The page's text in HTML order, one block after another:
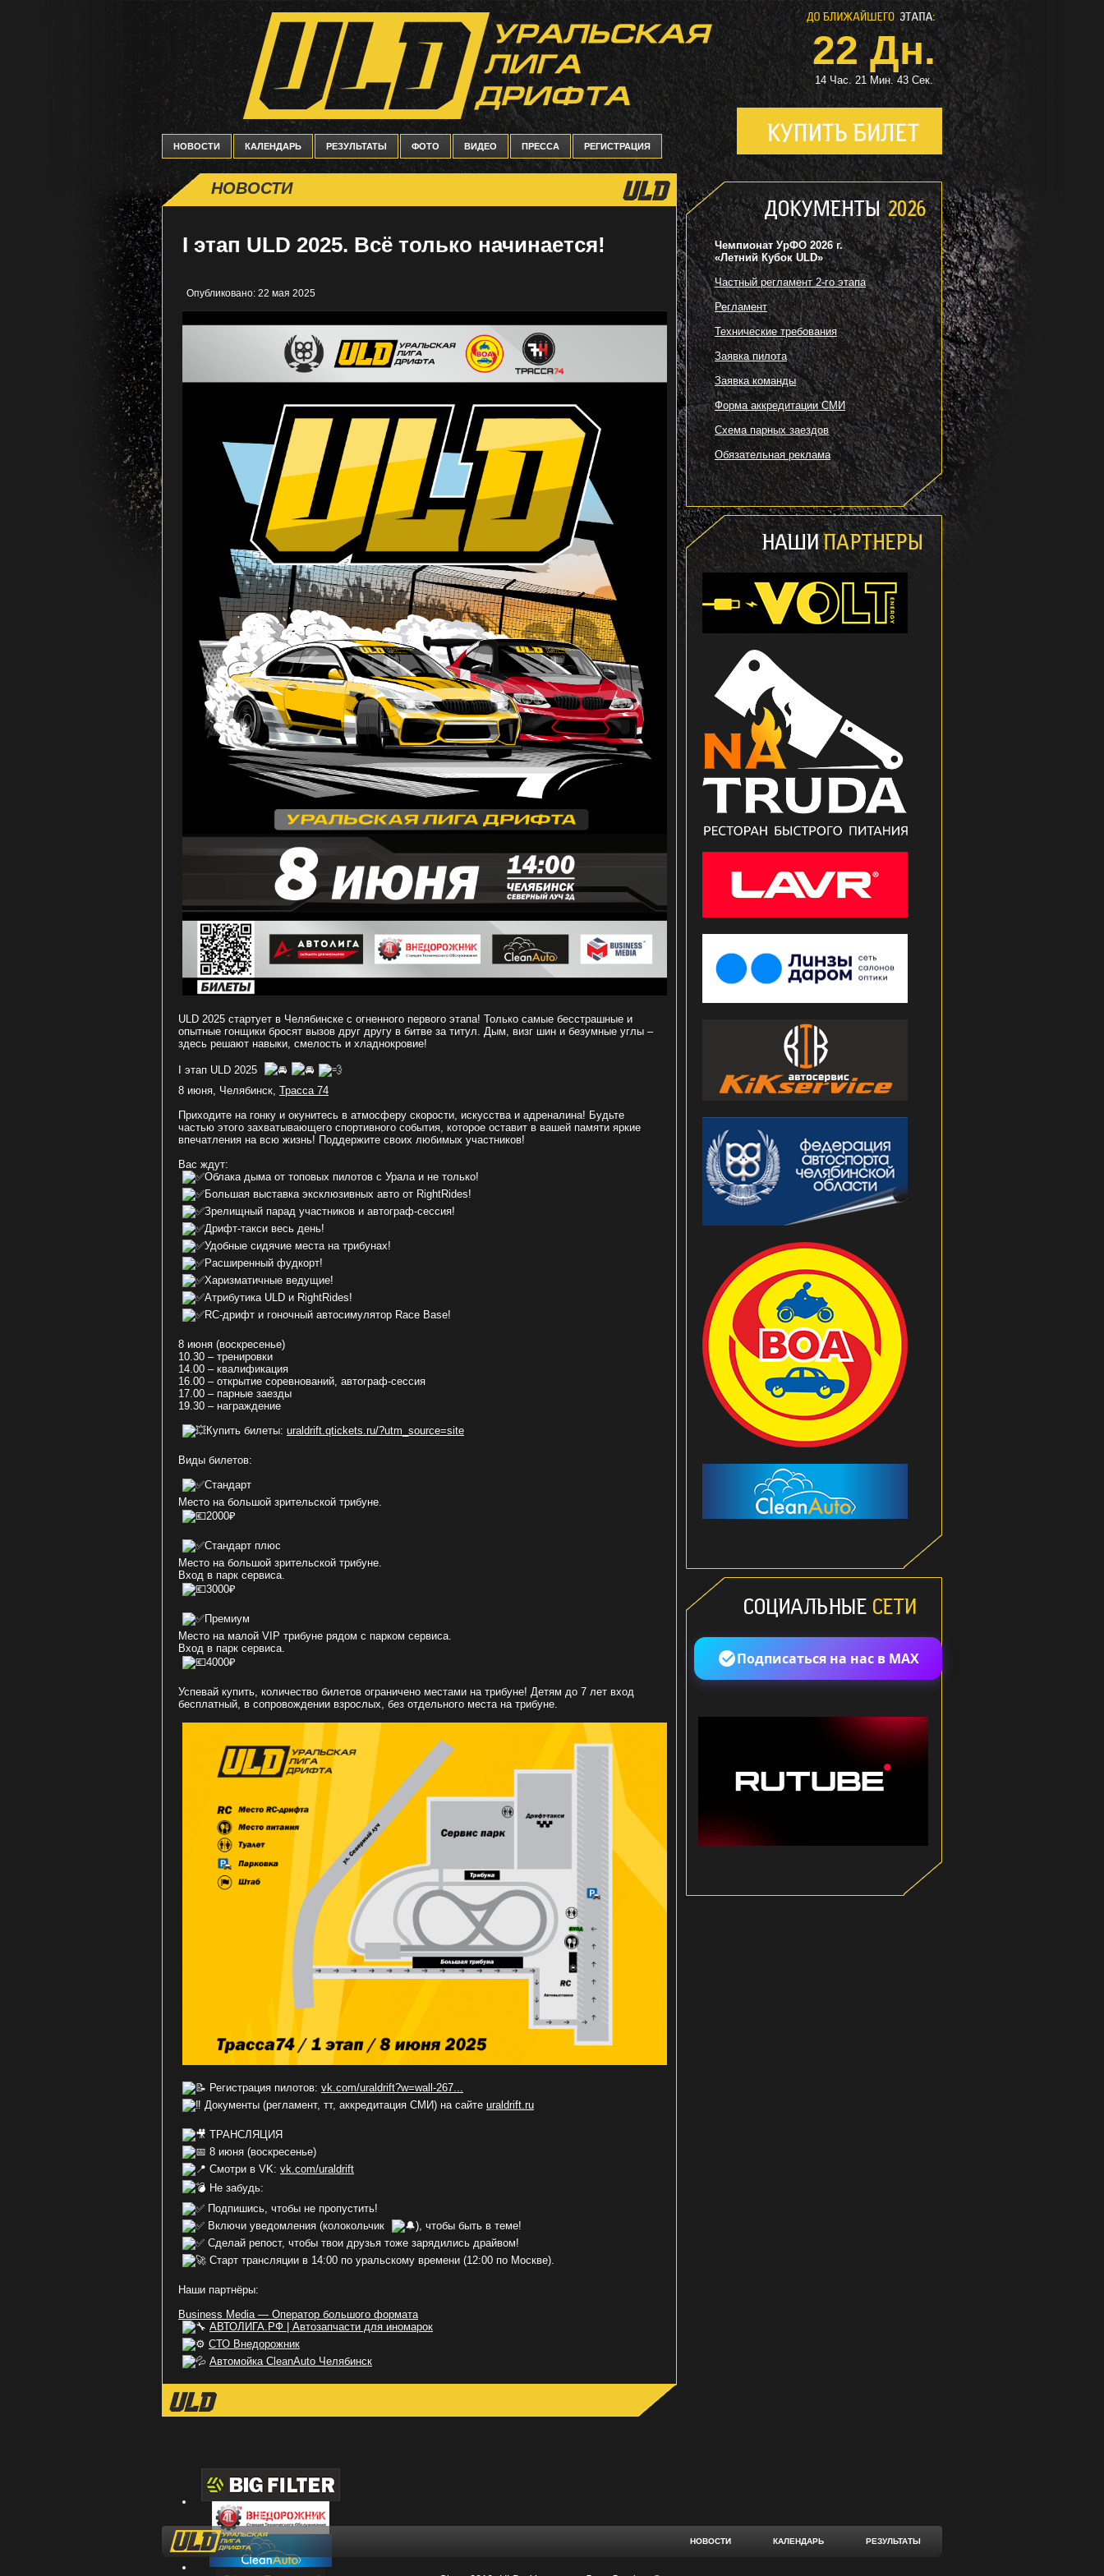
22 Дн.
14 Час. 21 Мин. 42 Сек.
НОВОСТИ КАЛЕНДАРЬ РЕЗУЛЬТАТЫ ФОТО ВИДЕО ПРЕССА РЕГИСТРАЦИЯ
НОВОСТИ
Чемпионат УрФО 2026 г.
«Летний Кубок ULD»
Частный регламент 2-го этапа
Регламент
Технические требования
Заявка пилота
Заявка команды
Форма аккредитации СМИ
Схема парных заездов
Обязательная реклама
Подписаться на нас в MAX
I этап ULD 2025. Всё только начинается!
Опубликовано: 22 мая 2025
ULD 2025 стартует в Челябинске с огненного первого этапа! Только самые бесстрашные и
опытные гонщики бросят вызов друг другу в битве за титул. Дым, визг шин и безумные углы –
здесь решают навыки, смелость и хладнокровие!
I этап ULD 2025
8 июня, Челябинск, Трасса 74
Приходите на гонку и окунитесь в атмосферу скорости, искусства и адреналина! Будьте
частью этого захватывающего спортивного события, которое оставит в вашей памяти яркие
впечатления на всю жизнь! Поддержите своих любимых участников!
Вас ждут:
Облака дыма от топовых пилотов с Урала и не только!
Большая выставка эксклюзивных авто от RightRides!
Зрелищный парад участников и автограф-сессия!
Дрифт-такси весь день!
Удобные сидячие места на трибунах!
Расширенный фудкорт!
Харизматичные ведущие!
Атрибутика ULD и RightRides!
RC-дрифт и гоночный автосимулятор Race Base!
8 июня (воскресенье)
10.30 – тренировки
14.00 – квалификация
16.00 – открытие соревнований, автограф-сессия
17.00 – парные заезды
19.30 – награждение
Купить билеты: uraldrift.qtickets.ru/?utm_source=site
Виды билетов:
Стандарт
Место на большой зрительской трибуне.
2000₽
Стандарт плюс
Место на большой зрительской трибуне.
Вход в парк сервиса.
3000₽
Премиум
Место на малой VIP трибуне рядом с парком сервиса.
Вход в парк сервиса.
4000₽
Успевай купить, количество билетов ограничено местами на трибуне! Детям до 7 лет вход
бесплатный, в сопровождении взрослых, без отдельного места на трибуне.
Регистрация пилотов: vk.com/uraldrift?w=wall-267...
Документы (регламент, тт, аккредитация СМИ) на сайте uraldrift.ru
ТРАНСЛЯЦИЯ
8 июня (воскресенье)
Смотри в VK: vk.com/uraldrift
Не забудь:
Подпишись, чтобы не пропустить!
Включи уведомления (колокольчик
), чтобы быть в теме!
Сделай репост, чтобы твои друзья тоже зарядились драйвом!
Старт трансляции в 14:00 по уральскому времени (12:00 по Москве).
Наши партнёры:
Business Media — Оператор большого формата
АВТОЛИГА.РФ | Автозапчасти для иномарок
СТО Внедорожник
Автомойка CleanAuto Челябинск
РЕЗУЛЬТАТЫ
КАЛЕНДАРЬ
НОВОСТИ